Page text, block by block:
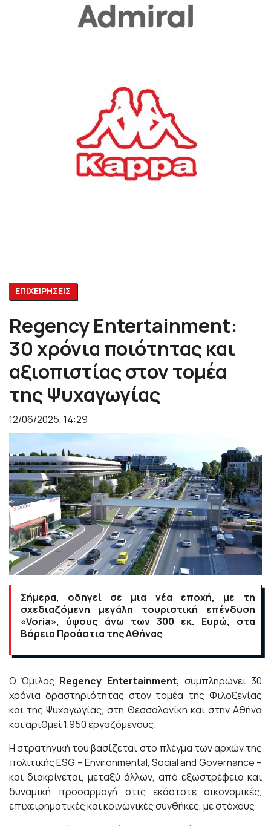
ΕΠΙΧΕΙΡΗΣΕΙΣ
Regency Entertainment:
30 χρόνια ποιότητας και
αξιοπιστίας στον τομέα
της Ψυχαγωγίας
12/06/2025, 14:29
Σήμερα, οδηγεί σε μια νέα εποχή, με τη
σχεδιαζόμενη μεγάλη τουριστική επένδυση
«Voria», ύψους άνω των 300 εκ. Ευρώ, στα
Βόρεια Προάστια της Αθήνας
Ο Όμιλος Regency Entertainment, συμπληρώνει 30
χρόνια δραστηριότητας στον τομέα της Φιλοξενίας
και της Ψυχαγωγίας, στη Θεσσαλονίκη και στην Αθήνα
και αριθμεί 1.950 εργαζόμενους.
Η στρατηγική του βασίζεται στο πλέγμα των αρχών της
πολιτικής ESG – Environmental, Social and Governance –
και διακρίνεται, μεταξύ άλλων, από εξωστρέφεια και
δυναμική προσαρμογή στις εκάστοτε οικονομικές,
επιχειρηματικές και κοινωνικές συνθήκες, με στόχους: